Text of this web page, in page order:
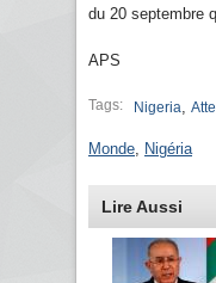
du 20 septembre
APS
Tags: Nigeria
Monde Nigéria
Lire Aussi